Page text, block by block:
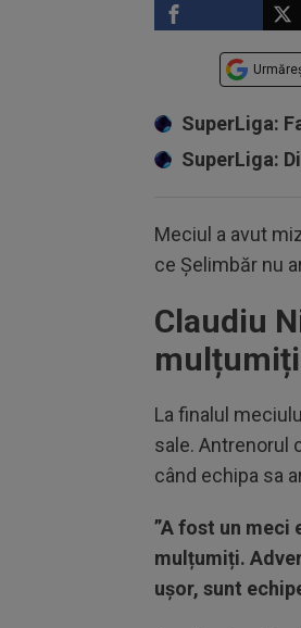
SuperLiga:
SuperLiga:
Meciul a avut
ce Șelimbăr nu
Claudiu
La finalul
sale. Antrenorul
când echipa sa
”A fost un meci
mulțumiți.
ușor, sunt